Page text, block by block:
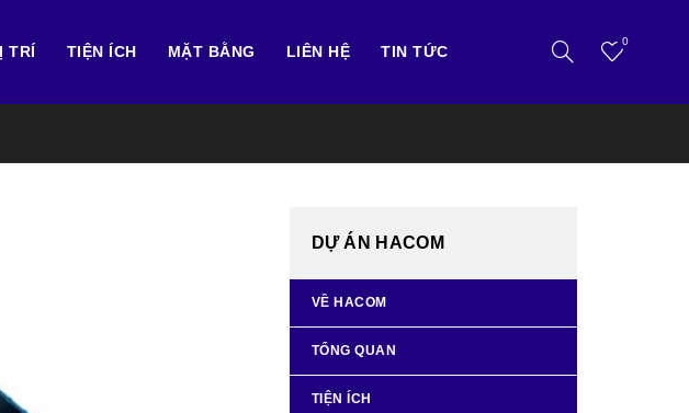
TRÍ TIỆN ÍCH MẶT BẰNG LIÊN HỆ TIN TỨC
0
DỰ ÁN HACOM
VỀ HACOM
TỔNG QUAN
TIỆN ÍCH